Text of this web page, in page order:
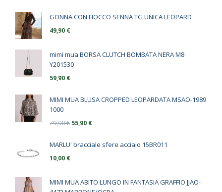
GONNA CON FIOCCO SENNA TG UNICA LEOPARD
49,90 €
mimi mua BORSA CLUTCH BOMBATA NERA M8
Y201530
59,90 €
MIMI MUA BLUSA CROPPED LEOPARDATA MSAO-1989
1000
79,90€ 55,90 €
MARLU' bracciale sfere acciaio 15BR011
10,00 €
MIMI MUA ABITO LUNGO IN FANTASIA GRAFFIO JJAO-